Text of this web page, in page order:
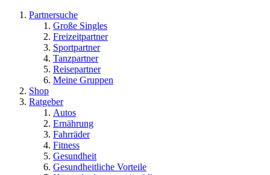
Partnersuche
Große Singles
Freizeitpartner
Sportpartner
Tanzpartner
Reisepartner
Meine Gruppen
Shop
Ratgeber
Autos
Ernährung
Fahrräder
Fitness
Gesundheit
Gesundheitliche Vorteile